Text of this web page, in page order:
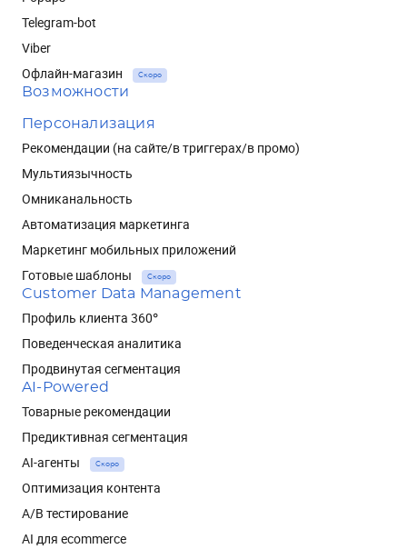
Telegram-bot
Viber
Офлайн-магазин
Скоро
Возможности
Персонализация
Рекомендации (на сайте/в триггерах/в промо)
Мультиязычность
Омниканальность
Автоматизация маркетинга
Маркетинг мобильных приложений
Готовые шаблоны
Скоро
Customer Data Management
Профиль клиента 360°
Поведенческая аналитика
Продвинутая сегментация
AI-Powered
Товарные рекомендации
Предиктивная сегментация
AI-агенты
Скоро
Оптимизация контента
A/B тестирование
AI для ecommerce